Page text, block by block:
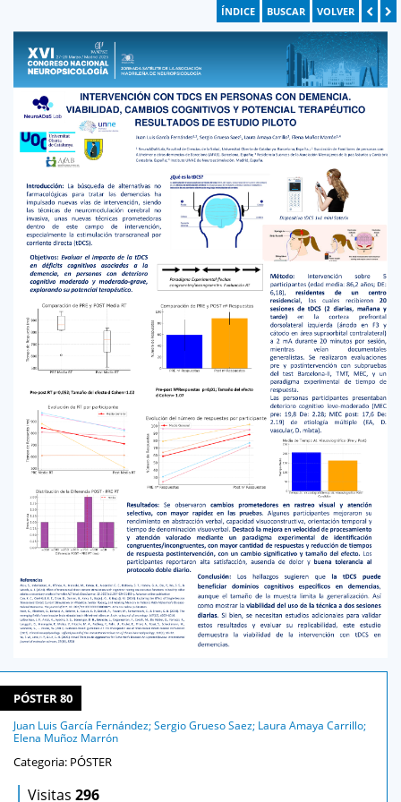
ÍNDICE BUSCAR VOLVER
PÓSTER 80
Juan Luis García Fernández; Sergio Grueso Saez; Laura Amaya Carrillo;
Elena Muñoz Marrón
Categoria: PÓSTER
| Visitas 296